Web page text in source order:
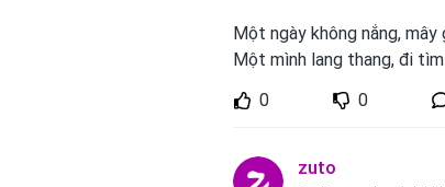
Một ngày không nắng,
Một mình lang thang, đi
0
0
zuto